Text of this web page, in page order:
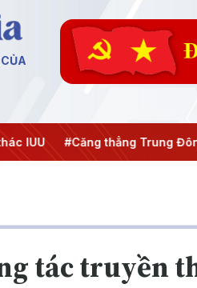
thẳng Trung Đông #An ninh
tác truyền